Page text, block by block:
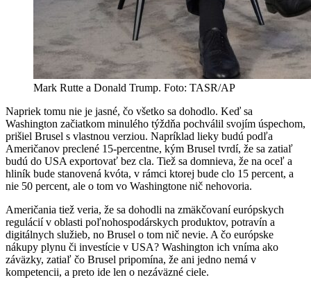
Mark Rutte a Donald Trump. Foto: TASR/AP
Napriek tomu nie je jasné, čo všetko sa dohodlo. Keď sa
Washington začiatkom minulého týždňa pochválil svojím úspechom,
prišiel Brusel s vlastnou verziou. Napríklad lieky budú podľa
Američanov preclené 15-percentne, kým Brusel tvrdí, že sa zatiaľ
budú do USA exportovať bez cla. Tiež sa domnieva, že na oceľ a
hliník bude stanovená kvóta, v rámci ktorej bude clo 15 percent, a
nie 50 percent, ale o tom vo Washingtone nič nehovoria.
Američania tiež veria, že sa dohodli na zmäkčovaní európskych
regulácií v oblasti poľnohospodárskych produktov, potravín a
digitálnych služieb, no Brusel o tom nič nevie. A čo európske
nákupy plynu či investície v USA? Washington ich vníma ako
záväzky, zatiaľ čo Brusel pripomína, že ani jedno nemá v
kompetencii, a preto ide len o nezáväzné ciele.